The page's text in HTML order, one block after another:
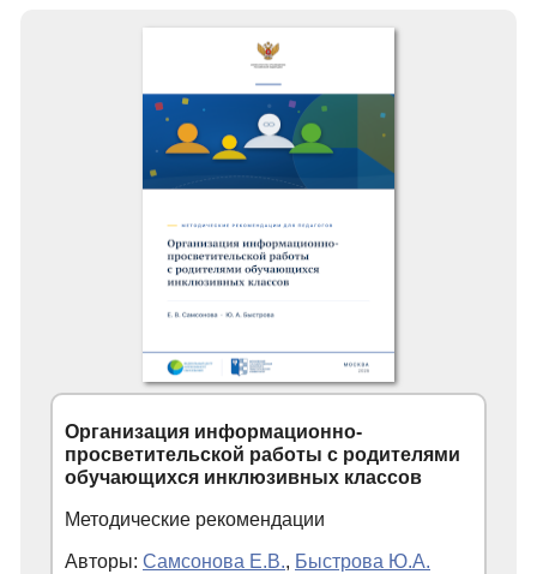
Организация информационно-
просветительской работы с родителями
обучающихся инклюзивных классов
Методические рекомендации
Авторы: Самсонова Е.В., Быстрова Ю.А.